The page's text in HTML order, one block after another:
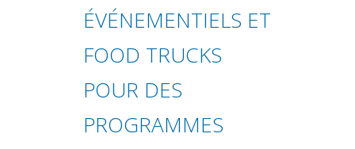
ÉVÉNEMENTIELS ET
FOOD TRUCKS
POUR DES
PROGRAMMES